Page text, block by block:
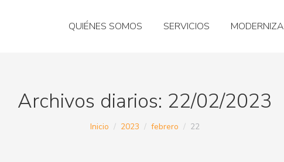
QUIÉNES SOMOS SERVICIOS MODERNIZA
Archivos diarios: 22/02/2023
Estás aquí:
Inicio 2023 febrero 22